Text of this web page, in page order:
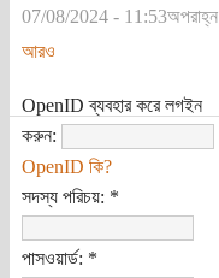
07/08/2024 - 11:53অপরাহ্ন
আরও
OpenID ব্যবহার করে লগইন
করুন:
OpenID কি?
সদস্য পরিচয়: *
পাসওয়ার্ড: *